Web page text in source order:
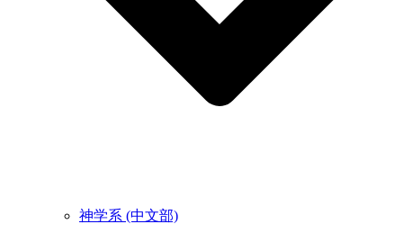
神学系 (中文部)